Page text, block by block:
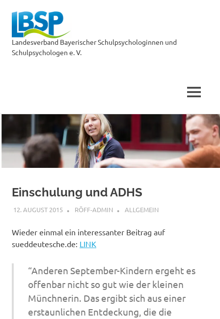
Zum
springen
Landesverband Bayerischer Schulpsychologinnen und
Schulpsychologen e. V.
MENÜ
Einschulung und ADHS
12. AUGUST 2015 RÖFF-ADMIN ALLGEMEIN
Wieder einmal ein interessanter Beitrag auf
sueddeutesche.de: LINK
“Anderen September-Kindern ergeht es
offenbar nicht so gut wie der kleinen
Münchnerin. Das ergibt sich aus einer
erstaunlichen Entdeckung, die die